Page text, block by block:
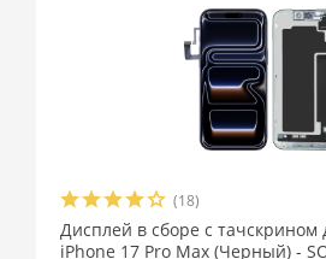
(18)
Дисплей в сборе с тачскрином
iPhone 17 Pro Max (Черный) -